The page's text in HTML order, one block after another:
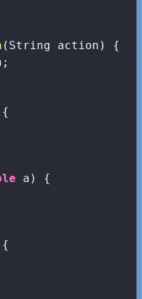
(String action)
{
{
a)
{
{